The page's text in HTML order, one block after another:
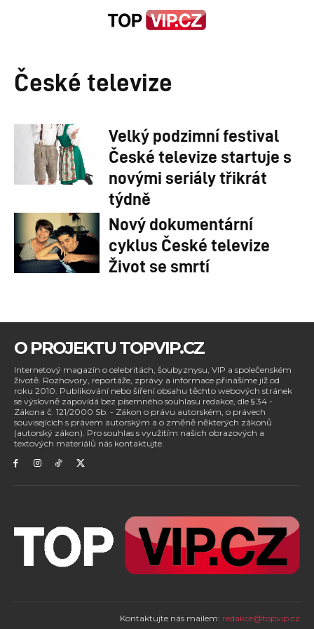
České televize
Velký podzimní festival
České televize startuje s
novými seriály třikrát
týdně
Nový dokumentární
cyklus České televize
Život se smrtí
O PROJEKTU TOPVIP.CZ
Internetový magazín o celebritách, šoubyznysu, VIP a společenském
životě. Rozhovory, reportáže, zprávy a informace přinášíme již od
roku 2010. Publikování nebo šíření obsahu těchto webových stránek
se výslovně zapovídá bez písemného souhlasu redakce, dle § 34 -
Zákona č. 121/2000 Sb. - Zákon o právu autorském, o právech
souvisejících s právem autorským a o změně některých zákonů
(autorský zákon). Pro souhlas s využitím našich obrazových a
textových materiálů nás kontaktujte.
Kontaktujte nás mailem: redakce@topvip.cz